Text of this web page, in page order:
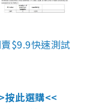
$9.9快速測試
按此選購<<